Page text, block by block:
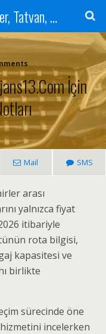
Ajans13.com - Bitlis Haber, Tatvan, Ahlat, Adilcevaz, Mutki, Hizan, Güroymak, Gazete, Ajans, 13, Haber
İçin
Mail SMS
arası
yalnızca fiyat
itibariyle
rota bilgisi,
kapasitesi ve
birlikte
sürecinde öne
incelerken